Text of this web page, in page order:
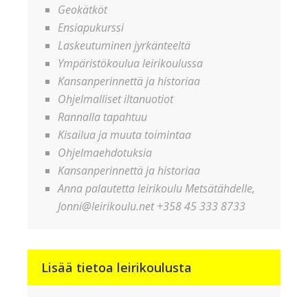
Geokätköt
Ensiapukurssi
Laskeutuminen jyrkänteeltä
Ympäristökoulua leirikoulussa
Kansanperinnettä ja historiaa
Ohjelmalliset iltanuotiot
Rannalla tapahtuu
Kisailua ja muuta toimintaa
Ohjelmaehdotuksia
Kansanperinnettä ja historiaa
Anna palautetta leirikoulu Metsätähdelle,
Jonni@leirikoulu.net +358 45 333 8733
Lisää tietoa leirikoulusta